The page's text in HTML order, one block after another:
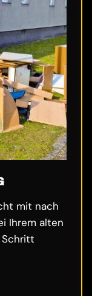
mit nach
Ihrem alten